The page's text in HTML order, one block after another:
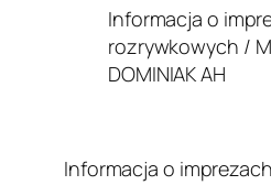
Informacja o
rozrywkowych /
DOMINIAK AH
Informacja o